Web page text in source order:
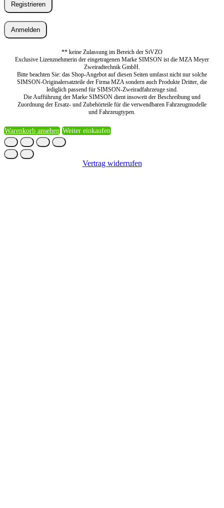
Registrieren
Anmelden
** keine Zulassung im Bereich der StVZO
Exclusive Lizenznehmerin der eingetragenen Marke SIMSON ist die MZA Meyer
Zweiradtechnik GmbH.
Bitte beachten Sie: das Shop-Angebot auf diesen Seiten umfasst nicht nur solche
SIMSON-Originalersatzteile der Firma MZA sondern auch Produkte Dritter, die
lediglich passend für SIMSON-Zweiradfahrzeuge sind.
Die Aufführung der Marke SIMSON dient insoweit der Beschreibung und
Zuordnung der Ersatz- und Zubehörteile für die verwendbaren Fahrzeugmodelle
und Fahrzeugtypen.
Warenkorb ansehen Weiter einkaufen
Vertrag widerrufen